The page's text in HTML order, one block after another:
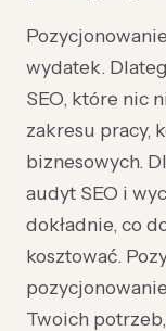
wydatek.
SEO, które nic
zakresu pracy,
biznesowych.
audyt SEO i
dokładnie, co
kosztować.
Twoich